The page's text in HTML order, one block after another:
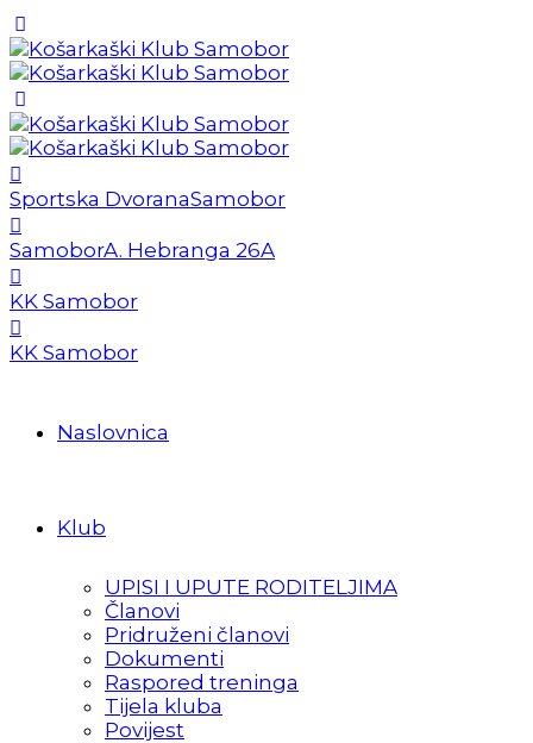
Sportska DvoranaSamobor
SamoborA. Hebranga 26A
KK Samobor
KK Samobor
Naslovnica
Klub
UPISI I UPUTE RODITELJIMA
Članovi
Pridruženi članovi
Dokumenti
Raspored treninga
Tijela kluba
Povijest